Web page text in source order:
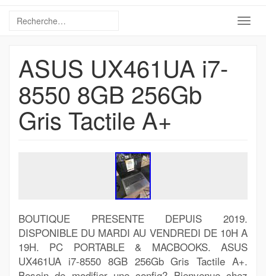
ASUS UX461UA i7-
8550 8GB 256Gb
Gris Tactile A+
BOUTIQUE PRESENTE DEPUIS 2019.
DISPONIBLE DU MARDI AU VENDREDI DE 10H A
19H. PC PORTABLE & MACBOOKS. ASUS
UX461UA i7-8550 8GB 256Gb Gris Tactile A+.